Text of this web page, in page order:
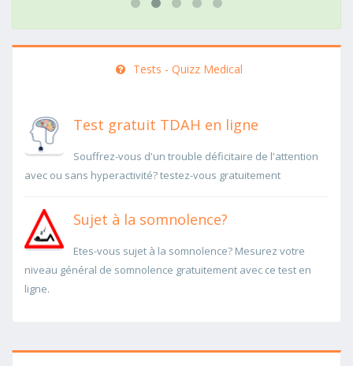
Tests - Quizz Medical
Test gratuit TDAH en ligne
Souffrez-vous d'un trouble déficitaire de l'attention
avec ou sans hyperactivité? testez-vous gratuitement
Sujet à la somnolence?
Etes-vous sujet à la somnolence? Mesurez votre
niveau général de somnolence gratuitement avec ce test en
ligne.